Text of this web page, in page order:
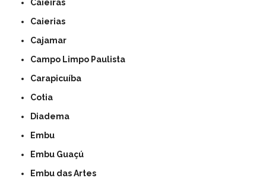
Caieiras
Caierias
Cajamar
Campo Limpo Paulista
Carapicuíba
Cotia
Diadema
Embu
Embu Guaçú
Embu das Artes